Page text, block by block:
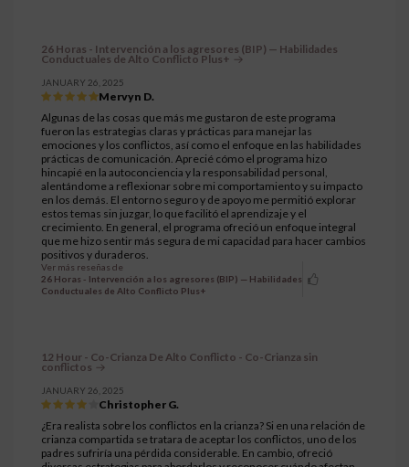
26 Horas - Intervención a los agresores (BIP) — Habilidades
Conductuales de Alto Conflicto Plus+
JANUARY 26, 2025
Mervyn D.
Algunas de las cosas que más me gustaron de este programa
fueron las estrategias claras y prácticas para manejar las
emociones y los conflictos, así como el enfoque en las habilidades
prácticas de comunicación. Aprecié cómo el programa hizo
hincapié en la autoconciencia y la responsabilidad personal,
alentándome a reflexionar sobre mi comportamiento y su impacto
en los demás. El entorno seguro y de apoyo me permitió explorar
estos temas sin juzgar, lo que facilitó el aprendizaje y el
crecimiento. En general, el programa ofreció un enfoque integral
que me hizo sentir más segura de mi capacidad para hacer cambios
positivos y duraderos.
Ver más reseñas de
26 Horas - Intervención a los agresores (BIP) — Habilidades
Conductuales de Alto Conflicto Plus+
12 Hour - Co-Crianza De Alto Conflicto - Co-Crianza sin
conflictos
JANUARY 26, 2025
Christopher G.
¿Era realista sobre los conflictos en la crianza? Si en una relación de
crianza compartida se tratara de aceptar los conflictos, uno de los
padres sufriría una pérdida considerable. En cambio, ofreció